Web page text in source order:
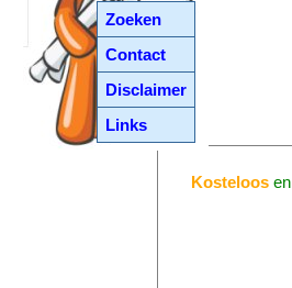
Zoeken
Contact
Disclaimer
Links
Kosteloosen